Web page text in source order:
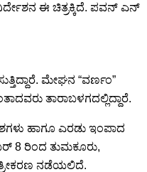
ಈ ಚಿತ್ರಕ್ಕಿದೆ‌. ಪವನ್ ಎನ್
ಮೇಘನ “ವರ್ಣಂ”
ತಾರಾಬಳಗದಲ್ಲಿದ್ದಾರೆ.
ಹಾಗೂ ಎರಡು ಇಂಪಾದ
8 ರಿಂದ ತುಮಕೂರು,
ನಡೆಯಲಿದೆ.